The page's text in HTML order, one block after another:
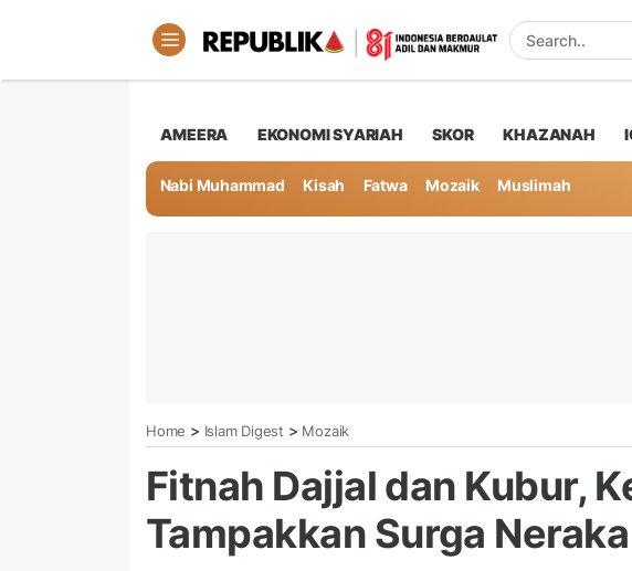
AMEERA EKONOMI SYARIAH SKOR KHAZANAH
Nabi Muhammad Kisah Fatwa Mozaik Muslimah
Home > Islam Digest > Mozaik
Fitnah Dajjal dan Kubur,
Tampakkan Surga Neraka